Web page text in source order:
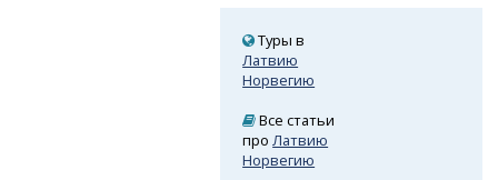
Туры в
Латвию
Норвегию
Все статьи
проЛатвию
Норвегию